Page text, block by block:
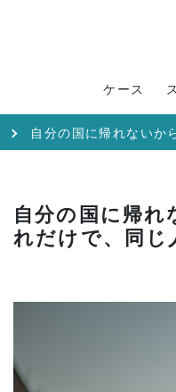
ケース
自分の国に帰れないか
自分の国に帰
れだけで、同じ